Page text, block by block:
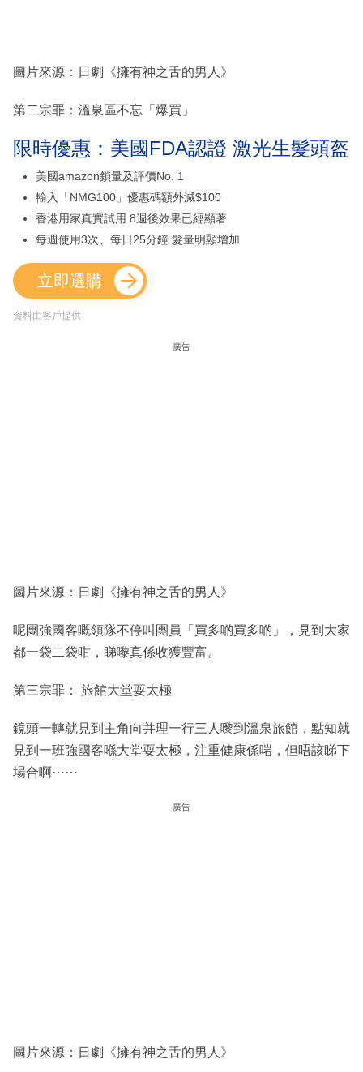
圖片來源：日劇《擁有神之舌的男人》
第二宗罪：溫泉區不忘「爆買」
限時優惠：美國FDA認證 激光生髮頭盔
美國amazon鎖量及評價No. 1
輸入「NMG100」優惠碼額外減$100
香港用家真實試用 8週後效果已經顯著
每週使用3次、每日25分鐘 髮量明顯增加
立即選購
資料由客戶提供
廣告
圖片來源：日劇《擁有神之舌的男人》
呢團強國客嘅領隊不停叫團員「買多啲買多啲」，見到大家
都一袋二袋咁，睇嚟真係收獲豐富。
第三宗罪： 旅館大堂耍太極
鏡頭一轉就見到主角向并理一行三人嚟到溫泉旅館，點知就
見到一班強國客喺大堂耍太極，注重健康係啱，但唔該睇下
場合啊⋯⋯
廣告
圖片來源：日劇《擁有神之舌的男人》